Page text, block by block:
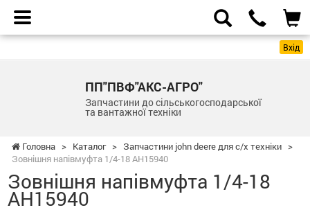
Вхід
ПП"ПВФ"АКС-АГРО"
Запчастини до сільськогосподарської
та вантажної техніки
Головна > Каталог > Запчастини john deere для с/х техніки >
Зовнішня напівмуфта 1/4-18 AH15940
Зовнішня напівмуфта 1/4-18
AH15940